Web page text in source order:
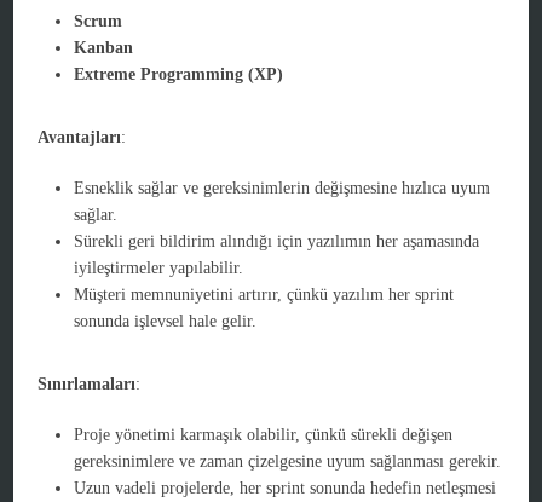
Scrum
Kanban
Extreme Programming (XP)
Avantajları:
Esneklik sağlar ve gereksinimlerin değişmesine hızlıca uyum
sağlar.
Sürekli geri bildirim alındığı için yazılımın her aşamasında
iyileştirmeler yapılabilir.
Müşteri memnuniyetini artırır, çünkü yazılım her sprint
sonunda işlevsel hale gelir.
Sınırlamaları:
Proje yönetimi karmaşık olabilir, çünkü sürekli değişen
gereksinimlere ve zaman çizelgesine uyum sağlanması gerekir.
Uzun vadeli projelerde, her sprint sonunda hedefin netleşmesi